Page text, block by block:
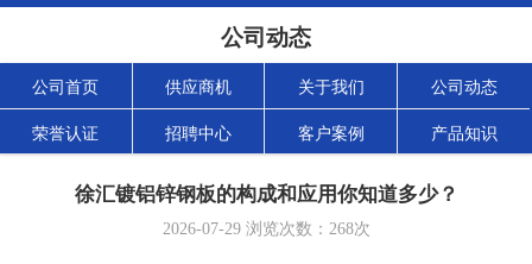
公司动态
公司首页 供应商机 关于我们 公司动态
荣誉认证 招聘中心 客户案例 产品知识
徐汇镀铝锌钢板的构成和应用你知道多少？
2026-07-29浏览次数： 268次